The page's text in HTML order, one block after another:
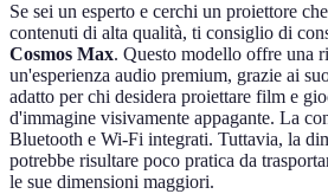
Se sei un esperto e cerchi un proiettore
contenuti di alta qualità, ti consiglio di
Cosmos Max. Questo modello offre una
un'esperienza audio premium, grazie ai
adatto per chi desidera proiettare film e
d'immagine visivamente appagante. La
Bluetooth e Wi-Fi integrati. Tuttavia, la
potrebbe risultare poco pratica da
le sue dimensioni maggiori.